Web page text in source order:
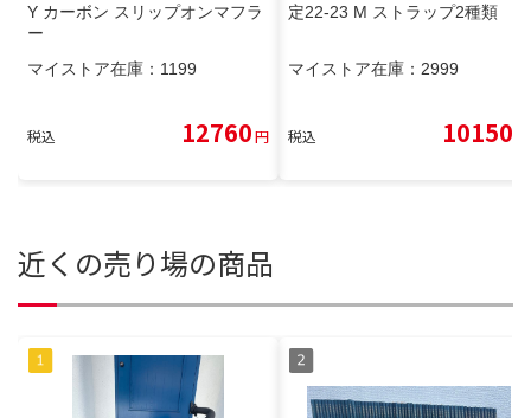
Y カーボン スリップオンマフラ
ー
マイストア在庫： 1199
税込 12760円
定22-23 M ストラップ2種類
マイストア在庫： 2999
税込 10150
近くの売り場の商品